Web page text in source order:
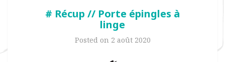
# Récup // Porte épingles à
linge
Posted on 2 août 2020